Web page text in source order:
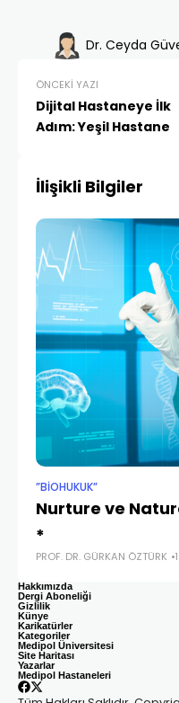
Dr. Ceyda
ÖNCEKI YAZI
Dijital Hastaneye İlk
Adım: Yeşil Hastane
İlişikli Bilgiler
”BIOHUKUK”
Nurture ve
*
PROF. DR. GÜRKAN ÖZTÜRK
Hakkımızda
Dergi Aboneliği
Gizlilik
Künye
Karikatürler
Kategoriler
Medipol Üniversitesi
Site Haritası
Yazarlar
Medipol Hastaneleri